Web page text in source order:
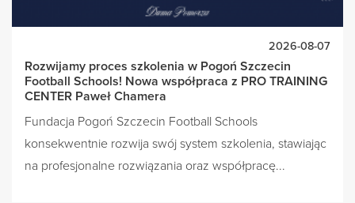
2026-08-07
Rozwijamy proces szkolenia w Pogoń Szczecin
Football Schools! Nowa współpraca z PRO TRAINING
CENTER Paweł Chamera
Fundacja Pogoń Szczecin Football Schools
konsekwentnie rozwija swój system szkolenia, stawiając
na profesjonalne rozwiązania oraz współpracę...